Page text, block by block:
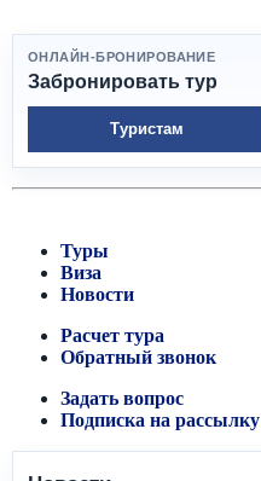
ОНЛАЙН-БРОНИРОВАНИЕ
Забронировать тур
Туристам
Туры
Виза
Новости
Расчет тура
Обратный звонок
Задать вопрос
Подписка на рассылку